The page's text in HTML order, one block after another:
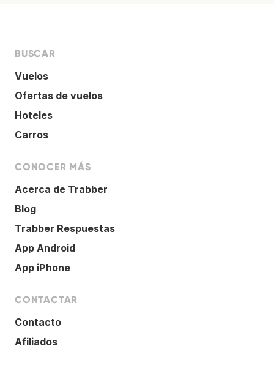
BUSCAR
Vuelos
Ofertas de vuelos
Hoteles
Carros
CONOCER MÁS
Acerca de Trabber
Blog
Trabber Respuestas
App Android
App iPhone
CONTACTAR
Contacto
Afiliados